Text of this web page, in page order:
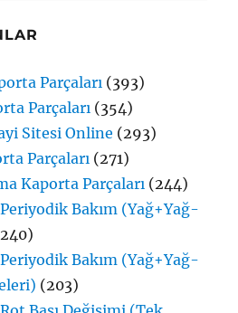
Parçaları (393)
Parçaları (354)
Sitesi Online (293)
Parçaları (271)
Kaporta Parçaları (244)
Bakım (Yağ+Yağ-
Bakım (Yağ+Yağ-
(203)